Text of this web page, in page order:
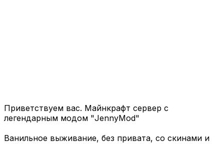
Приветствуем вас. Майнкрафт сервер с
легендарным модом "JennyMod"
Ванильное выживание, без привата, со скинами и